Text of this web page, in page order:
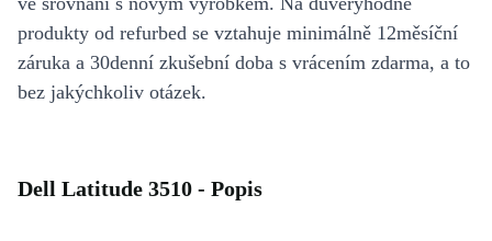
produkty od refurbed se vztahuje minimálně 12měsíční
záruka a 30denní zkušební doba s vrácením zdarma, a to
bez jakýchkoliv otázek.
Dell Latitude 3510 - Popis